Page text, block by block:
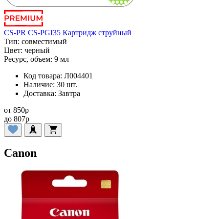
CS-PR CS-PGI35 Картридж струйный
Тип: совместимый
Цвет: черный
Ресурс, объем: 9 мл
Код товара: Л004401
Наличие: 30 шт.
Доставка: Завтра
от 850p
до 807p
Canon